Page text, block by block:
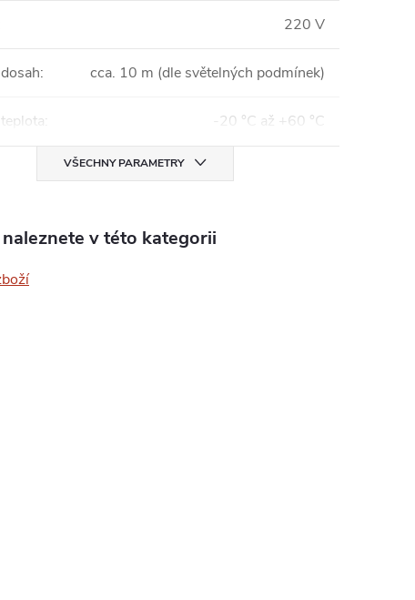
220 V
: cca. 10 m (dle světelných podmínek)
: -20 °C až +60 °C
VŠECHNY PARAMETRY
v této kategorii